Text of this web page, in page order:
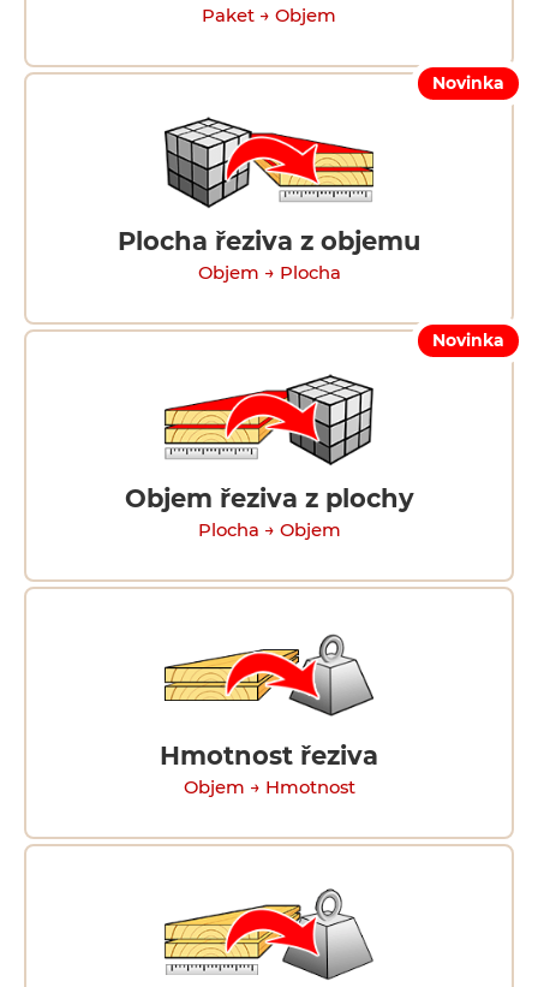
Paket → Objem
Novinka
Plocha řeziva z objemu
Objem → Plocha
Novinka
Objem řeziva z plochy
Plocha → Objem
Hmotnost řeziva
Objem → Hmotnost